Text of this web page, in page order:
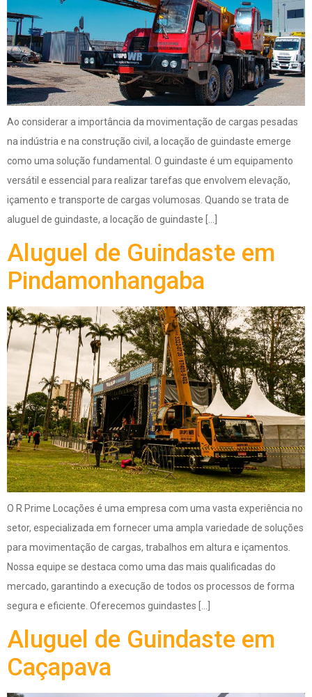
Ao considerar a importância da movimentação de cargas pesadas
na indústria e na construção civil, a locação de guindaste emerge
como uma solução fundamental. O guindaste é um equipamento
versátil e essencial para realizar tarefas que envolvem elevação,
içamento e transporte de cargas volumosas. Quando se trata de
aluguel de guindaste, a locação de guindaste […]
Aluguel de Guindaste em
Pindamonhangaba
O R Prime Locações é uma empresa com uma vasta experiência no
setor, especializada em fornecer uma ampla variedade de soluções
para movimentação de cargas, trabalhos em altura e içamentos.
Nossa equipe se destaca como uma das mais qualificadas do
mercado, garantindo a execução de todos os processos de forma
segura e eficiente. Oferecemos guindastes […]
Aluguel de Guindaste em
Caçapava